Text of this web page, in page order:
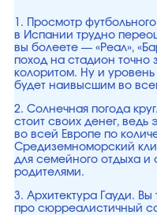
1. Просмотр
в Испании трудно
вы болеете — «Реал»,
поход на стадион
колоритом. Ну и
будет наивысшим во
2. Солнечная погода
стоит своих денег, ведь
во всей Европе по
Средиземноморский
для семейного отдыха и
родителями.
3. Архитектура Гауди.
про сюрреалистичный